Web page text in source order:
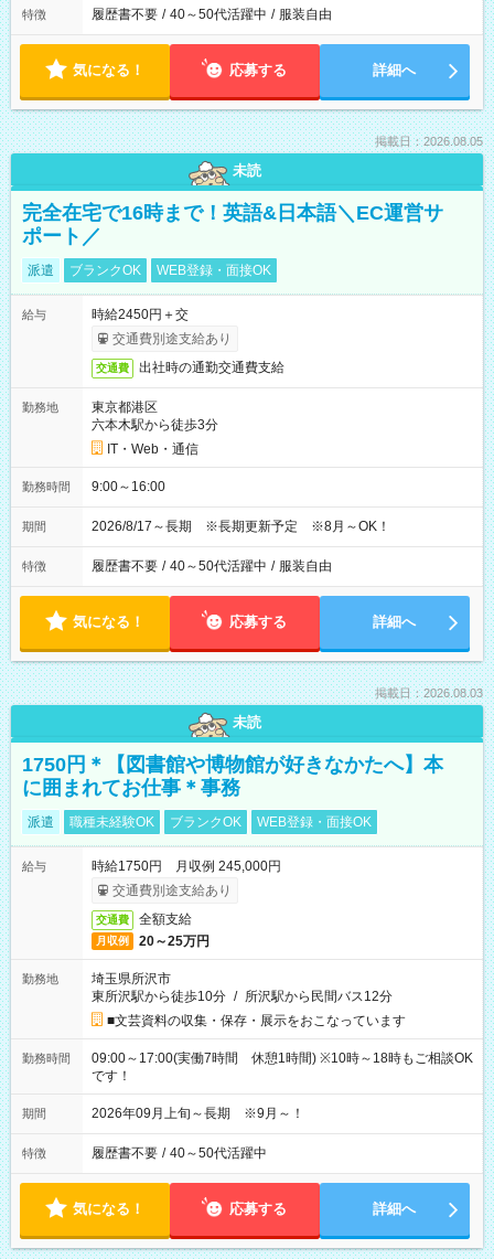
特徴 履歴書不要 / 40～50代活躍中 / 服装自由
気になる！ 応募する 詳細へ
掲載日：2026.08.05
未読
完全在宅で16時まで！英語&日本語＼EC運営サ
ポート／
派遣 ブランクOK WEB登録・面接OK
給与
時給2450円＋交
交通費別途支給あり
交通費 出社時の通勤交通費支給
勤務地
東京都港区
六本木駅から徒歩3分
IT・Web・通信
勤務時間 9:00～16:00
期間 2026/8/17～長期 ※長期更新予定 ※8月～OK！
特徴 履歴書不要 / 40～50代活躍中 / 服装自由
気になる！ 応募する 詳細へ
掲載日：2026.08.03
未読
1750円＊【図書館や博物館が好きなかたへ】本
に囲まれてお仕事＊事務
派遣 職種未経験OK ブランクOK WEB登録・面接OK
給与
時給1750円 月収例 245,000円
交通費別途支給あり
交通費 全額支給
月収例 20～25万円
勤務地
埼玉県所沢市
東所沢駅から徒歩10分 / 所沢駅から民間バス12分
■文芸資料の収集・保存・展示をおこなっています
勤務時間
09:00～17:00(実働7時間 休憩1時間) ※10時～18時もご相談OK
です！
期間 2026年09月上旬～長期 ※9月～！
特徴 履歴書不要 / 40～50代活躍中
気になる！ 応募する 詳細へ